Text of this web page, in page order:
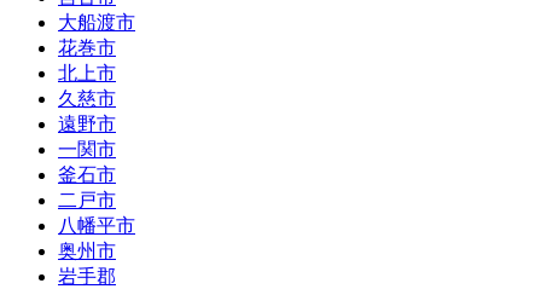
大船渡市
花巻市
北上市
久慈市
遠野市
一関市
釜石市
二戸市
八幡平市
奥州市
岩手郡